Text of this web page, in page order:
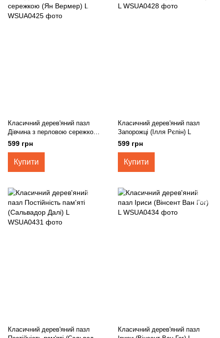
Класичний дерев'яний пазл
Дівчина з перловою сережкою
(Ян Вермер) L
599 грн
Купити
Класичний дерев'яний пазл
Запорожці (Ілля Рєпін) L
599 грн
Купити
Класичний дерев'яний пазл
Класичний дерев'яний пазл